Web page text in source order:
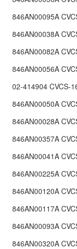
846AN00095A
846AN00038A
846AN00082A
846AN00056A
02-414904 CVCS-
846AN00050A
846AN00028A
846AN00357A
846AN00041A
846AN00225A
846AN00120A
846AN00117A
846AN00093A
846AN00320A